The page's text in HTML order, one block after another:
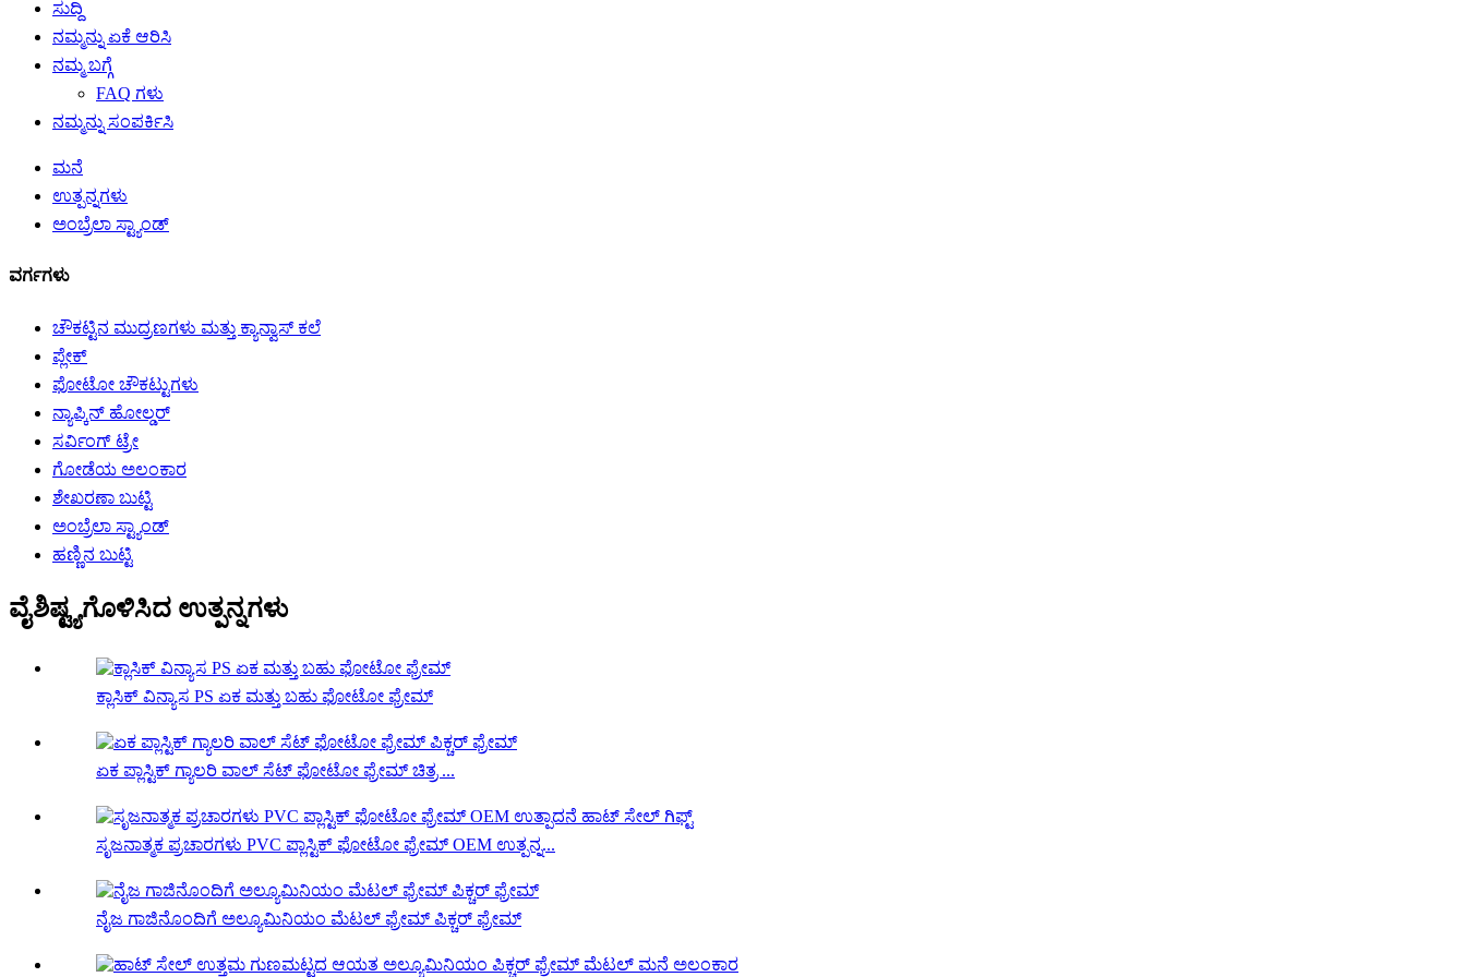
ಸುದ್ದಿ
ನಮ್ಮನ್ನು ಏಕೆ ಆರಿಸಿ
ನಮ್ಮ ಬಗ್ಗೆ
FAQ ಗಳು
ನಮ್ಮನ್ನು ಸಂಪರ್ಕಿಸಿ
ಮನೆ
ಉತ್ಪನ್ನಗಳು
ಅಂಬ್ರೆಲಾ ಸ್ಟ್ಯಾಂಡ್
ವರ್ಗಗಳು
ಚೌಕಟ್ಟಿನ ಮುದ್ರಣಗಳು ಮತ್ತು ಕ್ಯಾನ್ವಾಸ್ ಕಲೆ
ಪ್ಲೇಕ್
ಫೋಟೋ ಚೌಕಟ್ಟುಗಳು
ನ್ಯಾಪ್ಕಿನ್ ಹೋಲ್ಡರ್
ಸರ್ವಿಂಗ್ ಟ್ರೇ
ಗೋಡೆಯ ಅಲಂಕಾರ
ಶೇಖರಣಾ ಬುಟ್ಟಿ
ಅಂಬ್ರೆಲಾ ಸ್ಟ್ಯಾಂಡ್
ಹಣ್ಣಿನ ಬುಟ್ಟಿ
ವೈಶಿಷ್ಟ್ಯಗೊಳಿಸಿದ ಉತ್ಪನ್ನಗಳು
ಕ್ಲಾಸಿಕ್ ವಿನ್ಯಾಸ PS ಏಕ ಮತ್ತು ಬಹು ಫೋಟೋ ಫ್ರೇಮ್
ಏಕ ಪ್ಲಾಸ್ಟಿಕ್ ಗ್ಯಾಲರಿ ವಾಲ್ ಸೆಟ್ ಫೋಟೋ ಫ್ರೇಮ್ ಚಿತ್ರ ...
ಸೃಜನಾತ್ಮಕ ಪ್ರಚಾರಗಳು PVC ಪ್ಲಾಸ್ಟಿಕ್ ಫೋಟೋ ಫ್ರೇಮ್ OEM ಉತ್ಪನ್ನ...
ನೈಜ ಗಾಜಿನೊಂದಿಗೆ ಅಲ್ಯೂಮಿನಿಯಂ ಮೆಟಲ್ ಫ್ರೇಮ್ ಪಿಕ್ಚರ್ ಫ್ರೇಮ್